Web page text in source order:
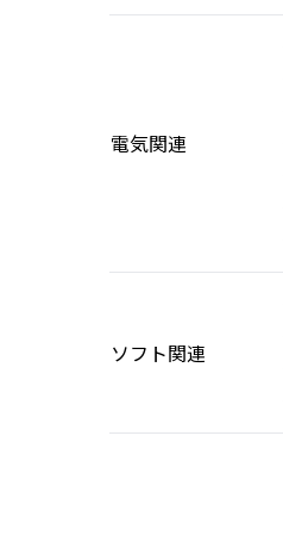
電気関連
ソフト関連